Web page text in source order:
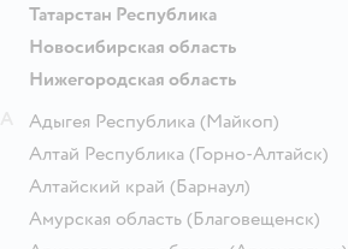
Татарстан Республика
Новосибирская область
Нижегородская область
Адыгея Республика (Майкоп)
Алтай Республика (Горно-Алтайск)
Алтайский край (Барнаул)
Амурская область (Благовещенск)